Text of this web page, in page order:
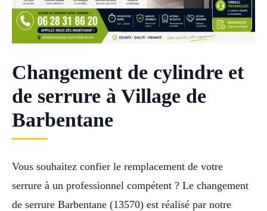
Changement de cylindre et
de serrure à Village de
Barbentane
Vous souhaitez confier le remplacement de votre
serrure à un professionnel compétent ? Le changement
de serrure Barbentane (13570) est réalisé par notre